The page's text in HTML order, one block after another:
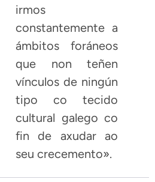
irmos
constantemente a
ámbitos foráneos
que non teñen
vínculos de ningún
tipo co tecido
cultural galego co
fin de axudar ao
seu crecemento».